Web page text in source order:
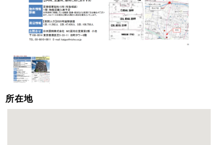
所在地